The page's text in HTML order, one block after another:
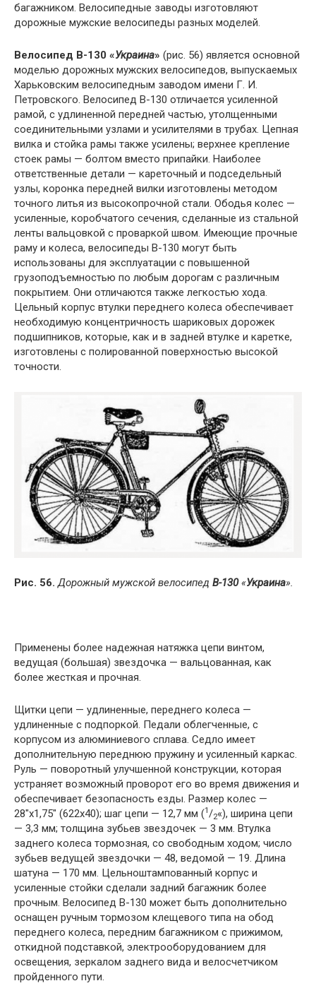
багажником. Велосипедные заводы изготовляют
дорожные мужские велосипеды разных моделей.
Велосипед В-130 «Украина» (рис. 56) является основной
моделью дорожных мужских велосипедов, выпускаемых
Харьковским велосипедным заводом имени Г. И.
Петровского. Велосипед В-130 отличается усиленной
рамой, с удлиненной передней частью, утолщенными
соединительными узлами и усилителями в трубах. Цепная
вилка и стойка рамы также усилены; верхнее крепление
стоек рамы — болтом вместо припайки. Наиболее
ответственные детали — кареточный и подседельный
узлы, коронка передней вилки изготовлены методом
точного литья из высокопрочной стали. Ободья колес —
усиленные, коробчатого сечения, сделанные из стальной
ленты вальцовкой с проваркой швом. Имеющие прочные
раму и колеса, велосипеды В-130 могут быть
использованы для эксплуатации с повышенной
грузоподъемностью по любым дорогам с различным
покрытием. Они отличаются также легкостью хода.
Цельный корпус втулки переднего колеса обеспечивает
необходимую концентричность шариковых дорожек
подшипников, которые, как и в задней втулке и каретке,
изготовлены с полированной поверхностью высокой
точности.
Рис. 56. Дорожный мужской велосипед В-130«Украина».
Применены более надежная натяжка цепи винтом,
ведущая (большая) звездочка — вальцованная, как
более жесткая и прочная.
Щитки цепи — удлиненные, переднего колеса —
удлиненные с подпоркой. Педали облегченные, с
корпусом из алюминиевого сплава. Седло имеет
дополнительную переднюю пружину и усиленный каркас.
Руль — поворотный улучшенной конструкции, которая
устраняет возможный проворот его во время движения и
обеспечивает безопасность езды. Размер колес —
28″х1,75″ (622х40); шаг цепи — 12,7 мм (1 /2«), ширина цепи
— 3,3 мм; толщина зубьев звездочек — 3 мм. Втулка
заднего колеса тормозная, со свободным ходом; число
зубьев ведущей звездочки — 48, ведомой — 19. Длина
шатуна — 170 мм. Цельноштампованный корпус и
усиленные стойки сделали задний багажник более
прочным. Велосипед В-130 может быть дополнительно
оснащен ручным тормозом клещевого типа на обод
переднего колеса, передним багажником с прижимом,
откидной подставкой, электрооборудованием для
освещения, зеркалом заднего вида и велосчетчиком
пройденного пути.